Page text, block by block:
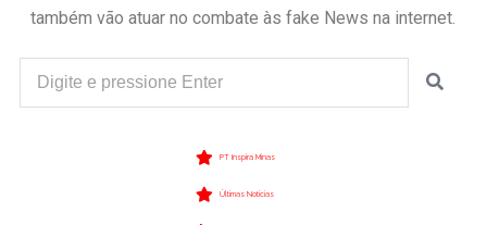
também vão atuar no combate às fake News na internet.
PT Inspira Minas
Últimas Notícias